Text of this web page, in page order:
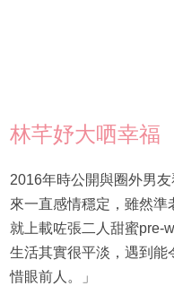
林芊妤大哂幸福
2016年時公開與圈外男
來一直感情穩定，雖然
就上載咗張二人甜蜜pre-
生活其實很平淡，遇到能
惜眼前人。」